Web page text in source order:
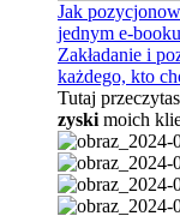
Jak
jednym e-booku
Zakładanie i
każdego, kto
Tutaj
zyski moich